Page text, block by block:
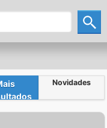
Novidades